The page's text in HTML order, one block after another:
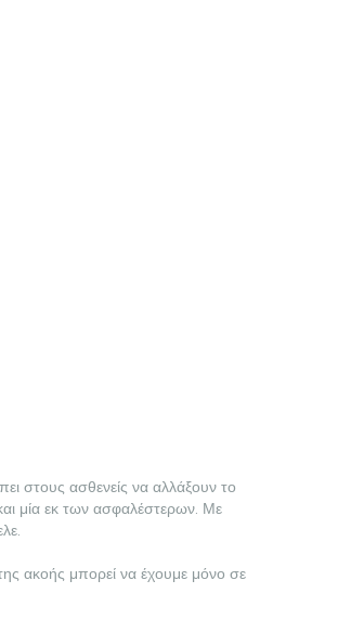
στους ασθενείς να αλλάξουν το
και μία εκ των ασφαλέστερων. Με
ακοής μπορεί να έχουμε μόνο σε